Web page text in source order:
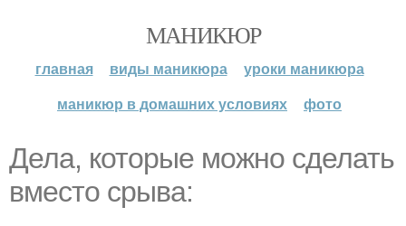
МАНИКЮР
главная виды маникюра
уроки маникюра
маникюр в домашних условиях
фото
Дела, которые можно сделать
вместо срыва: